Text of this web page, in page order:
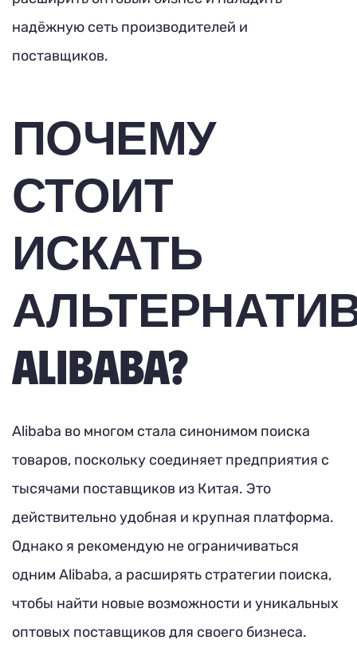
надёжную сеть производителей и
поставщиков.
ПОЧЕМУ
СТОИТ
ИСКАТЬ
ALIBABA?
Alibaba во многом стала синонимом поиска
товаров, поскольку соединяет предприятия с
тысячами поставщиков из Китая. Это
действительно удобная и крупная платформа.
Однако я рекомендую не ограничиваться
одним Alibaba, а расширять стратегии поиска,
чтобы найти новые возможности и уникальных
оптовых поставщиков для своего бизнеса.